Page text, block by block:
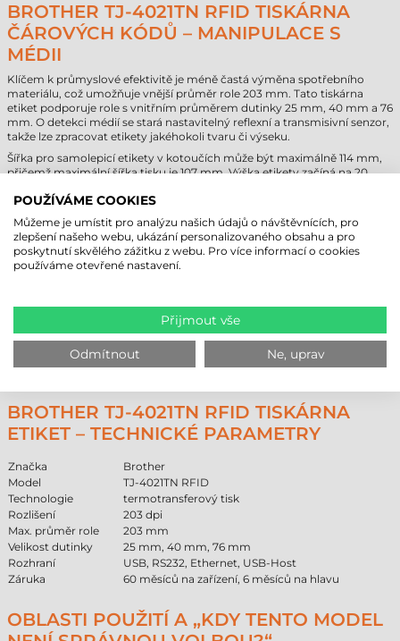
BROTHER TJ-4021TN RFID TISKÁRNA
ČÁROVÝCH KÓDŮ – MANIPULACE S
MÉDII
Klíčem k průmyslové efektivitě je méně častá výměna spotřebního
materiálu, což umožňuje vnější průměr role 203 mm. Tato tiskárna
etiket podporuje role s vnitřním průměrem dutinky 25 mm, 40 mm a 76
mm. O detekci médií se stará nastavitelný reflexní a transmisivní senzor,
takže lze zpracovat etikety jakéhokoli tvaru či výseku.
Šířka pro samolepicí etikety v kotoučích může být maximálně 114 mm,
přičemž maximální šířka tisku je 107 mm. Výška etikety začíná na 20
média zajišťuje, že tisk bude umístěn přesně na určenou plochu, čímž se
předchází vzniku odpadu.
Parametry pro termotransferové pásky odpovídají průmyslovým
standardům. Zařízení pojme pásky o délce až 450 m, což výrazně snižuje
počet odstávek. Páska je typu Ink-Out (vnější návin) s vnitřním
Výsledkem TT procesu je extrémně odolný tisk, který odolává vlivům
prostředí a chemikáliím. Správná kombinace pro samolepicí etikety v
kotoučích a barvicí pásky zaručuje dlouhodobou čitelnost čárových
kódů. Naši odborníci vám pomohou vybrat nejvhodnější materiály pro
BROTHER TJ-4021TN RFID TISKÁRNA
ETIKET – TECHNICKÉ PARAMETRY
Značka
Brother
Model
TJ-4021TN RFID
Technologie
termotransferový tisk
Rozlišení
203 dpi
Max. průměr role
203 mm
Velikost dutinky
25 mm, 40 mm, 76 mm
Rozhraní
USB, RS232, Ethernet, USB-Host
Záruka
60 měsíců na zařízení, 6 měsíců na hlavu
OBLASTI POUŽITÍ A „KDY TENTO MODEL
POUŽÍVÁME COOKIES
Můžeme je umístit pro analýzu našich údajů o návštěvnících, pro
zlepšení našeho webu, ukázání personalizovaného obsahu a pro
poskytnutí skvělého zážitku z webu. Pro více informací o cookies
používáme otevřené nastavení.
Přijmout vše
Odmítnout Ne, uprav